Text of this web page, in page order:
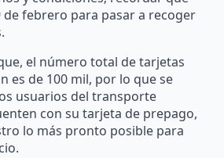
de febrero para pasar a recoger
el número total de tarjetas
es de 100 mil, por lo que se
usuarios del transporte
con su tarjeta de prepago,
lo más pronto posible para